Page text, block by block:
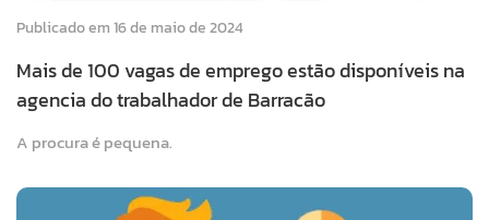
Publicado em 16 de maio de 2024
Mais de 100 vagas de emprego estão disponíveis na
agencia do trabalhador de Barracão
A procura é pequena.